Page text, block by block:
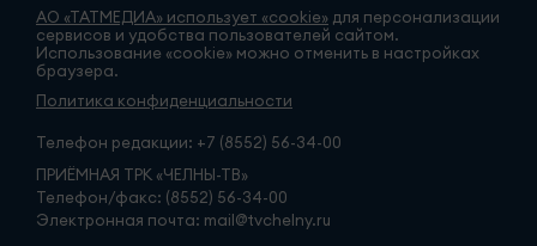
АО «ТАТМЕДИА» использует «cookie» для персонализации
сервисов и удобства пользователей сайтом.
Использование «cookie» можно отменить в настройках
браузера.
Политика конфиденциальности
Телефон редакции: +7 (8552) 56-34-00
ПРИЁМНАЯ ТРК «ЧЕЛНЫ-ТВ»
Телефон/факс: (8552) 56-34-00
Электронная почта: mail@tvchelny.ru